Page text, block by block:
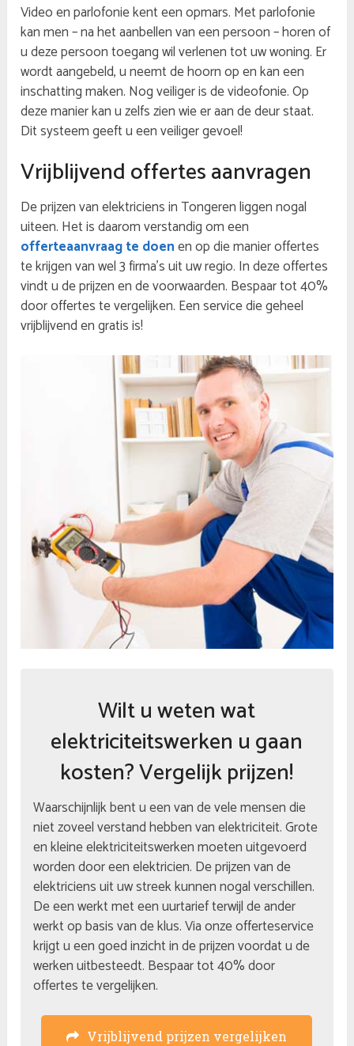
Video en parlofonie kent een opmars. Met parlofonie
kan men – na het aanbellen van een persoon – horen of
u deze persoon toegang wil verlenen tot uw woning. Er
wordt aangebeld, u neemt de hoorn op en kan een
inschatting maken. Nog veiliger is de videofonie. Op
deze manier kan u zelfs zien wie er aan de deur staat.
Dit systeem geeft u een veiliger gevoel!
Vrijblijvend offertes aanvragen
De prijzen van elektriciens in Tongeren liggen nogal
uiteen. Het is daarom verstandig om een
offerteaanvraag te doenen op die manier offertes
te krijgen van wel 3 firma’s uit uw regio. In deze offertes
vindt u de prijzen en de voorwaarden. Bespaar tot 40%
door offertes te vergelijken. Een service die geheel
vrijblijvend en gratis is!
Wilt u weten wat
elektriciteitswerken u gaan
kosten? Vergelijk prijzen!
Waarschijnlijk bent u een van de vele mensen die
niet zoveel verstand hebben van elektriciteit. Grote
en kleine elektriciteitswerken moeten uitgevoerd
worden door een elektricien. De prijzen van de
elektriciens uit uw streek kunnen nogal verschillen.
De een werkt met een uurtarief terwijl de ander
werkt op basis van de klus. Via onze offerteservice
krijgt u een goed inzicht in de prijzen voordat u de
werken uitbesteedt. Bespaar tot 40% door
offertes te vergelijken.
Vrijblijvend prijzen vergelijken